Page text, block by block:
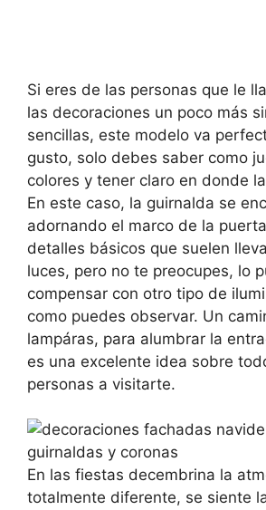
Si eres de las personas que le
las decoraciones un poco más
sencillas, este modelo va
gusto, solo debes saber como
colores y tener claro en donde
En este caso, la guirnalda se
adornando el marco de la
detalles básicos que suelen
luces, pero no te preocupes, lo
compensar con otro tipo de
como puedes observar. Un
lampáras, para alumbrar la
es una excelente idea sobre
personas a visitarte.
En las fiestas decembrina la
totalmente diferente, se siente